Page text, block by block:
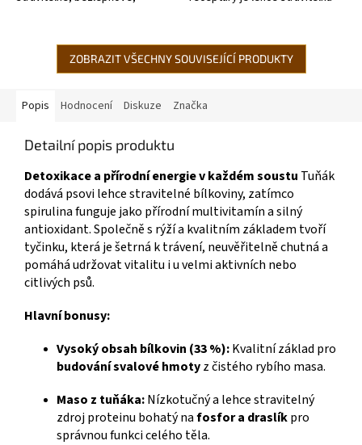
23 %) a...
ZOBRAZIT VŠECHNY SOUVISEJÍCÍ PRODUKTY
Popis Hodnocení Diskuze Značka
Detailní popis produktu
Detoxikace a přírodní energie v každém soustu Tuňák
dodává psovi lehce stravitelné bílkoviny, zatímco
spirulina funguje jako přírodní multivitamín a silný
antioxidant. Společně s rýží a kvalitním základem tvoří
tyčinku, která je šetrná k trávení, neuvěřitelně chutná a
pomáhá udržovat vitalitu i u velmi aktivních nebo
citlivých psů.
Hlavní bonusy:
Vysoký obsah bílkovin (33 %):Kvalitní základ pro
budování svalové hmotyz čistého rybího masa.
Maso z tuňáka:Nízkotučný a lehce stravitelný
zdroj proteinu bohatý nafosfor a draslíkpro
správnou funkci celého těla.